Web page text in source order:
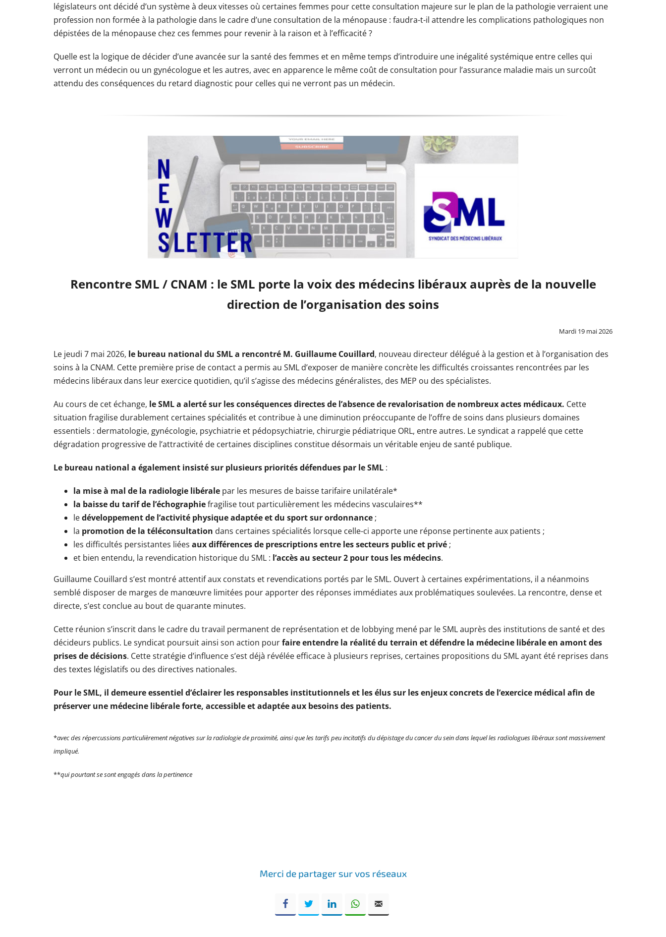
législateurs ont décidé d’un système à deux vitesses où certaines femmes pour cette consultation majeure sur le plan de la pathologie verraient une
profession non formée à la pathologie dans le cadre d’une consultation de la ménopause : faudra-t-il attendre les complications pathologiques non
dépistées de la ménopause chez ces femmes pour revenir à la raison et à l’efficacité ?
Quelle est la logique de décider d’une avancée sur la santé des femmes et en même temps d’introduire une inégalité systémique entre celles qui
verront un médecin ou un gynécologue et les autres, avec en apparence le même coût de consultation pour l’assurance maladie mais un surcoût
attendu des conséquences du retard diagnostic pour celles qui ne verront pas un médecin.
Rencontre SML / CNAM : le SML porte la voix des médecins libéraux auprès de la nouvelle
direction de l’organisation des soins
Mardi 19 mai 2026
Le jeudi 7 mai 2026, le bureau national du SML a rencontré M. Guillaume Couillard, nouveau directeur délégué à la gestion et à l’organisation des
soins à la CNAM. Cette première prise de contact a permis au SML d’exposer de manière concrète les difficultés croissantes rencontrées par les
médecins libéraux dans leur exercice quotidien, qu’il s’agisse des médecins généralistes, des MEP ou des spécialistes.
Au cours de cet échange, le SML a alerté sur les conséquences directes de l’absence de revalorisation de nombreux actes médicaux. Cette
situation fragilise durablement certaines spécialités et contribue à une diminution préoccupante de l’offre de soins dans plusieurs domaines
essentiels : dermatologie, gynécologie, psychiatrie et pédopsychiatrie, chirurgie pédiatrique ORL, entre autres. Le syndicat a rappelé que cette
dégradation progressive de l’attractivité de certaines disciplines constitue désormais un véritable enjeu de santé publique.
Le bureau national a également insisté sur plusieurs priorités défendues par le SML :
la mise à mal de la radiologie libéralepar les mesures de baisse tarifaire unilatérale*
la baisse du tarif de l’échographiefragilise tout particulièrement les médecins vasculaires**
ledéveloppement de l’activité physique adaptée et du sport sur ordonnance;
la promotion de la téléconsultation dans certaines spécialités lorsque celle-ci apporte une réponse pertinente aux patients ;
les difficultés persistantes liées aux différences de prescriptions entre les secteurs public et privé;
et bien entendu, la revendication historique du SML : l’accès au secteur 2 pour tous les médecins.
Guillaume Couillard s’est montré attentif aux constats et revendications portés par le SML. Ouvert à certaines expérimentations, il a néanmoins
semblé disposer de marges de manœuvre limitées pour apporter des réponses immédiates aux problématiques soulevées. La rencontre, dense et
directe, s’est conclue au bout de quarante minutes.
Cette réunion s’inscrit dans le cadre du travail permanent de représentation et de lobbying mené par le SML auprès des institutions de santé et des
décideurs publics. Le syndicat poursuit ainsi son action pourfaire entendre la réalité du terrain et défendre la médecine libérale en amont des
prises de décisions. Cette stratégie d’influence s’est déjà révélée efficace à plusieurs reprises, certaines propositions du SML ayant été reprises dans
des textes législatifs ou des directives nationales.
Pour le SML, il demeure essentiel d’éclairer les responsables institutionnels et les élus sur les enjeux concrets de l’exercice médical afin de
préserver une médecine libérale forte, accessible et adaptée aux besoins des patients.
*avec des répercussions particulièrement négatives sur la radiologie de proximité, ainsi que les tarifs peu incitatifs du dépistage du cancer du sein dans lequel les radiologues libéraux sont massivement
impliqué.
**qui pourtant se sont engagés dans la pertinence
Merci de partager sur vos réseaux
Facebook Twitter LinkedIn WhatsApp